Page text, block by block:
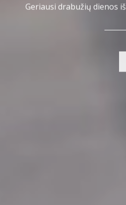
Geriausi drabužių dienos